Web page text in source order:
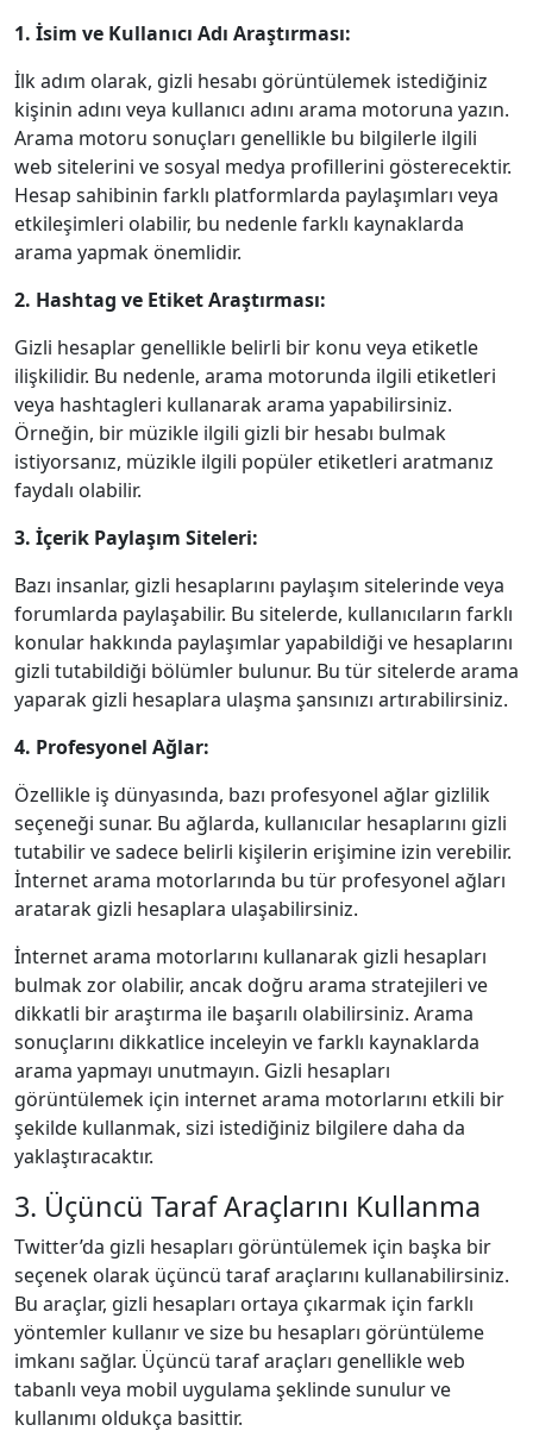
1. İsim ve Kullanıcı Adı Araştırması:
İlk adım olarak, gizli hesabı görüntülemek istediğiniz
kişinin adını veya kullanıcı adını arama motoruna yazın.
Arama motoru sonuçları genellikle bu bilgilerle ilgili
web sitelerini ve sosyal medya profillerini gösterecektir.
Hesap sahibinin farklı platformlarda paylaşımları veya
etkileşimleri olabilir, bu nedenle farklı kaynaklarda
arama yapmak önemlidir.
2. Hashtag ve Etiket Araştırması:
Gizli hesaplar genellikle belirli bir konu veya etiketle
ilişkilidir. Bu nedenle, arama motorunda ilgili etiketleri
veya hashtagleri kullanarak arama yapabilirsiniz.
Örneğin, bir müzikle ilgili gizli bir hesabı bulmak
istiyorsanız, müzikle ilgili popüler etiketleri aratmanız
faydalı olabilir.
3. İçerik Paylaşım Siteleri:
Bazı insanlar, gizli hesaplarını paylaşım sitelerinde veya
forumlarda paylaşabilir. Bu sitelerde, kullanıcıların farklı
konular hakkında paylaşımlar yapabildiği ve hesaplarını
gizli tutabildiği bölümler bulunur. Bu tür sitelerde arama
yaparak gizli hesaplara ulaşma şansınızı artırabilirsiniz.
4. Profesyonel Ağlar:
Özellikle iş dünyasında, bazı profesyonel ağlar gizlilik
seçeneği sunar. Bu ağlarda, kullanıcılar hesaplarını gizli
tutabilir ve sadece belirli kişilerin erişimine izin verebilir.
İnternet arama motorlarında bu tür profesyonel ağları
aratarak gizli hesaplara ulaşabilirsiniz.
İnternet arama motorlarını kullanarak gizli hesapları
bulmak zor olabilir, ancak doğru arama stratejileri ve
dikkatli bir araştırma ile başarılı olabilirsiniz. Arama
sonuçlarını dikkatlice inceleyin ve farklı kaynaklarda
arama yapmayı unutmayın. Gizli hesapları
görüntülemek için internet arama motorlarını etkili bir
şekilde kullanmak, sizi istediğiniz bilgilere daha da
yaklaştıracaktır.
3. Üçüncü Taraf Araçlarını Kullanma
Twitter’da gizli hesapları görüntülemek için başka bir
seçenek olarak üçüncü taraf araçlarını kullanabilirsiniz.
Bu araçlar, gizli hesapları ortaya çıkarmak için farklı
yöntemler kullanır ve size bu hesapları görüntüleme
imkanı sağlar. Üçüncü taraf araçları genellikle web
tabanlı veya mobil uygulama şeklinde sunulur ve
kullanımı oldukça basittir.